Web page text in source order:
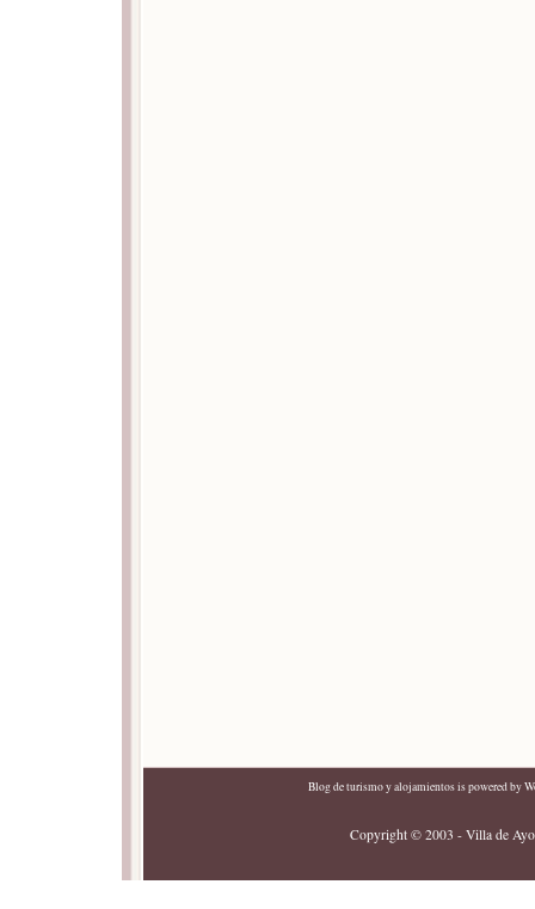
Blog de turismo y alojamientosis powered by
Copyright © 2003 - Villa de